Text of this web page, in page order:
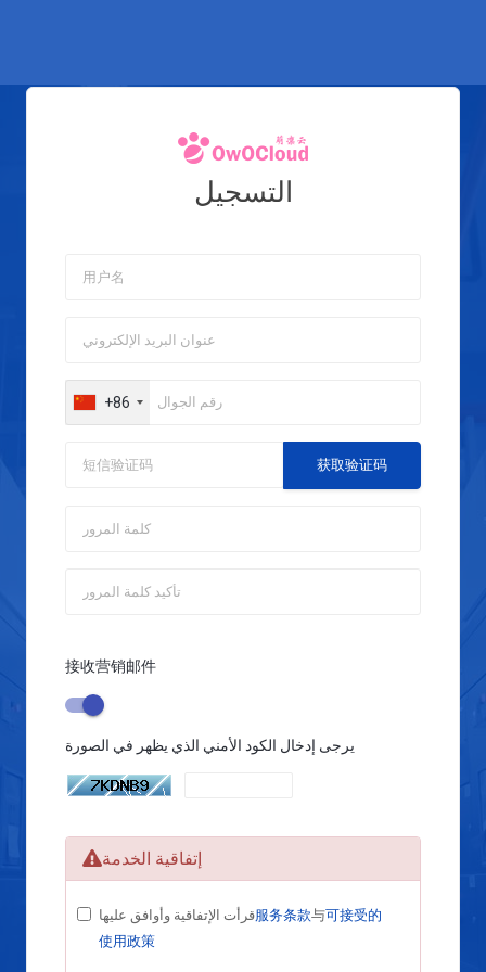
التسجيل
+86
获取验证码
接收营销邮件
يرجى إدخال الكود الأمني الذي يظهر في الصورة
إتفاقية الخدمة
قرأت الإتفاقية وأوافق عليها服务条款与可接受的
使用政策